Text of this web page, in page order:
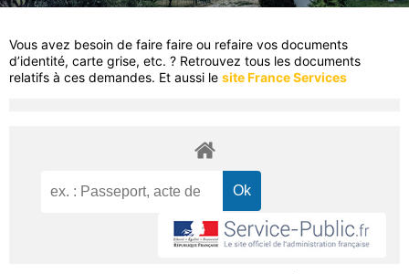
Vous avez besoin de faire faire ou refaire vos documents
d’identité, carte grise, etc. ? Retrouvez tous les documents
relatifs à ces demandes. Et aussi le site France Services